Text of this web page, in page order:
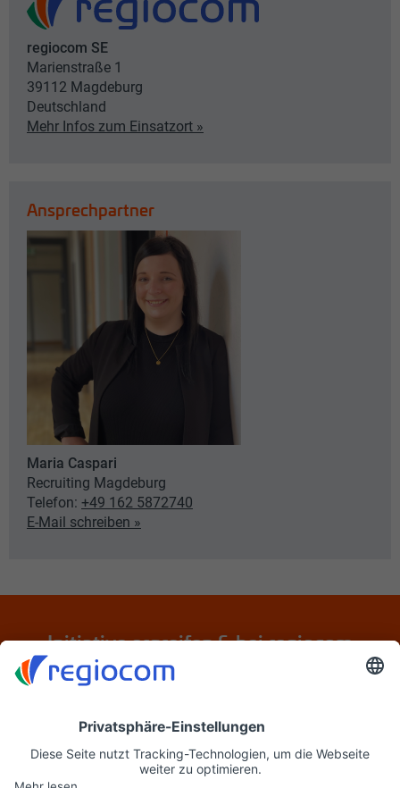
regiocom SE
Marienstraße 1
39112 Magdeburg
Deutschland
Mehr Infos zum Einsatzort »
Ansprechpartner
Maria Caspari
Recruiting Magdeburg
Telefon: +49 162 5872740
E-Mail schreiben »
Initiative ergreifen & bei regiocom
bewerben
Jetzt initiativ bewerben